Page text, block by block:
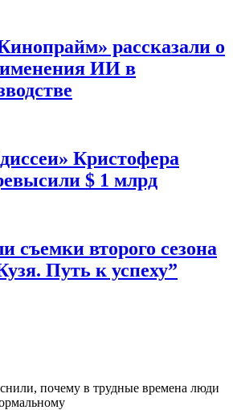
рассказали о
ИИ в
Кристофера
$ 1 млрд
съемки второго сезона
Путь к успеху”
почему в трудные времена люди